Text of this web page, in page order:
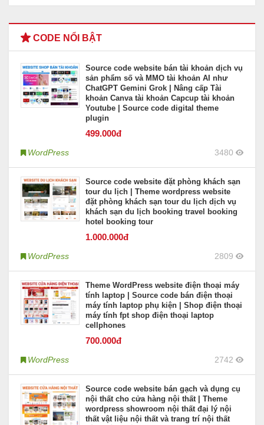
CODE NỔI BẬT
Source code website bán tài khoản dịch vụ
sản phẩm số và MMO tài khoản AI như
ChatGPT Gemini Grok | Nâng cấp Tài
khoản Canva tài khoản Capcup tài khoản
Youtube | Source code digital theme
plugin
499.000đ
WordPress 3480
Source code website đặt phòng khách sạn
tour du lịch | Theme wordpress website
đặt phòng khách sạn tour du lịch dịch vụ
khách sạn du lịch booking travel booking
hotel booking tour
1.000.000đ
WordPress 2809
Theme WordPress website điện thoại máy
tính laptop | Source code bán điện thoại
máy tính laptop phụ kiện | Shop điện thoại
máy tính fpt shop điện thoại laptop
cellphones
700.000đ
WordPress 2742
Source code website bán gạch và dụng cụ
nội thất cho cửa hàng nội thất | Theme
wordpress showroom nội thất đại lý nội
thất vật liệu nội thất và trang trí nội thất